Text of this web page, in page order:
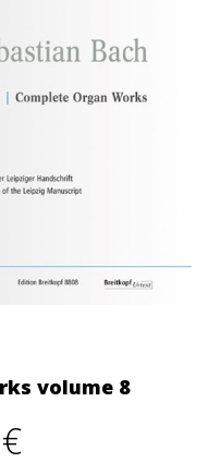
volume 8